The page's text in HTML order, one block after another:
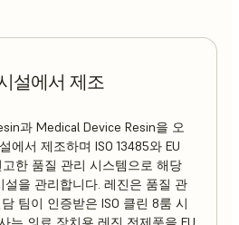
설에서 제조
과 Medical Device Resin을 오
에서 제조하며 ISO 13485와 EU
한 품질 관리 시스템으로 해당
설을 관리합니다. 레진은 품질 관
팀이 인증받은 ISO 클린 8룸 시